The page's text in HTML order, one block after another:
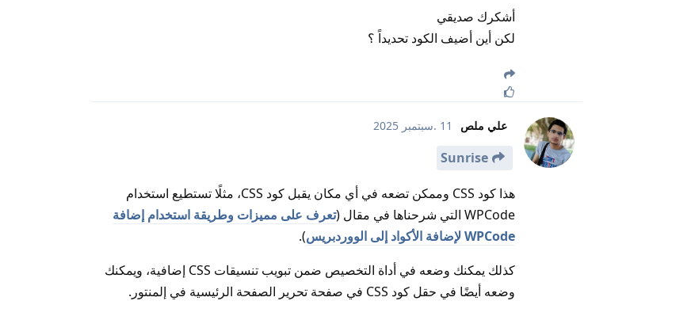
أشكرك صديقي
لكن أين أضيف الكود تحديداً ؟
علي ملص 11 .سبتمبر 2025
Sunrise
هذا كود CSS وممكن تضعه في أي مكان يقبل كود CSS، مثلًا تستطيع استخدام
WPCode التي شرحناها في مقال (
تعرف على مميزات وطريقة استخدام إضافة
WPCode لإضافة الأكواد إلى الووردبريس
).
كذلك يمكنك وضعه في أداة التخصيص ضمن تبويب تنسيقات CSS إضافية، ويمكنك
وضعه أيضًا في حقل كود CSS في صفحة تحرير الصفحة الرئيسية في إلمنتور.